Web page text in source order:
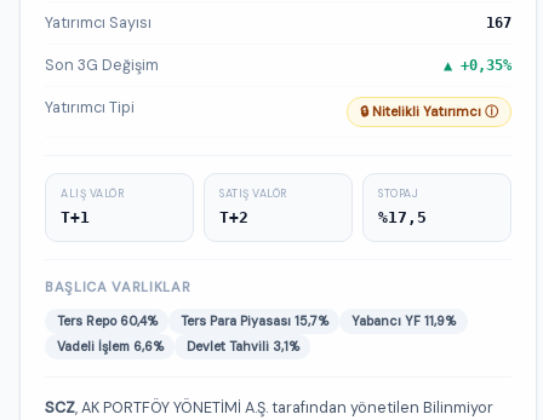
Yatırımcı Sayısı 167
Son 3G Değişim ▲ +0,35%
Yatırımcı Tipi 🔒 Nitelikli Yatırımcı ⓘ
ALIŞ VALÖR
T+1
SATIŞ VALÖR
T+2
STOPAJ
%17,5
BAŞLICA VARLIKLAR
Ters Repo 60,4% Ters Para Piyasası 15,7%
Yabancı YF 11,9%
Vadeli İşlem 6,6%
Devlet Tahvili 3,1%
SCZ, AK PORTFÖY YÖNETİMİ A.Ş. tarafından yönetilen Bilinmiyor